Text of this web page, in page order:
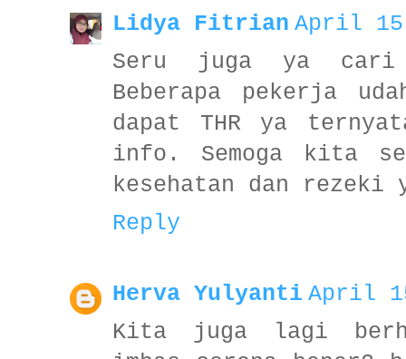
Lidya Fitrian April
Seru juga ya cari
Beberapa pekerja
dapat THR ya
info. Semoga kita
kesehatan dan rezeki
Reply
Herva Yulyanti April
Kita juga lagi